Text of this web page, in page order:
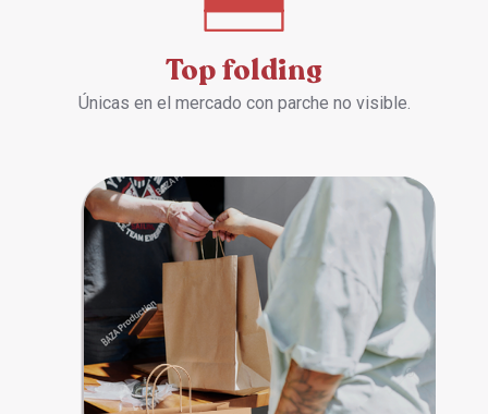
Top folding
Únicas en el mercado con parche no visible.